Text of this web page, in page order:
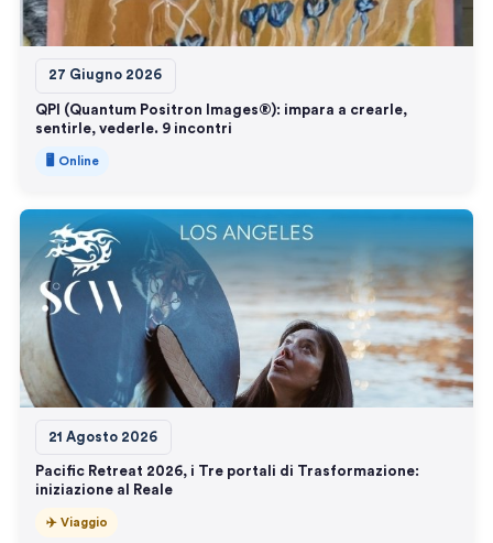
27 Giugno 2026
QPI (Quantum Positron Images®): impara a crearle,
sentirle, vederle. 9 incontri
🖥️ Online
21 Agosto 2026
Pacific Retreat 2026, i Tre portali di Trasformazione:
iniziazione al Reale
✈️ Viaggio